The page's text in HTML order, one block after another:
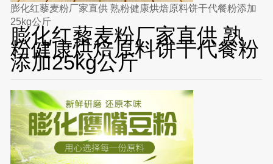
膨化红藜麦粉厂家直供 熟粉健康烘焙原料饼干代餐粉添加
25kg公斤
膨化红藜麦粉厂家直供 熟
粉健康烘焙原料饼干代餐粉
添加25kg公斤